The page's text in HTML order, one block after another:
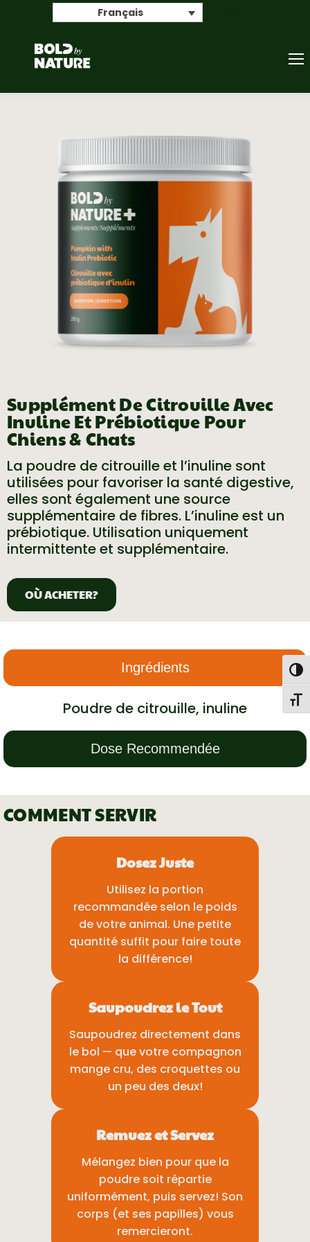
Français
Supplément De Citrouille Avec
Inuline Et Prébiotique Pour
Chiens & Chats
La poudre de citrouille et l’inuline sont
utilisées pour favoriser la santé digestive,
elles sont également une source
supplémentaire de fibres. L’inuline est un
prébiotique. Utilisation uniquement
intermittente et supplémentaire.
OÙ ACHETER?
Ingrédients
Dose Recommendée
Poudre de citrouille, inuline
COMMENT SERVIR
Dosez Juste
Utilisez la portion
recommandée selon le poids
de votre animal. Une petite
quantité suffit pour faire toute
la différence!
Saupoudrez le Tout
Saupoudrez directement dans
le bol — que votre compagnon
mange cru, des croquettes ou
un peu des deux!
Remuez et Servez
Mélangez bien pour que la
poudre soit répartie
uniformément, puis servez! Son
corps (et ses papilles) vous
remercieront.